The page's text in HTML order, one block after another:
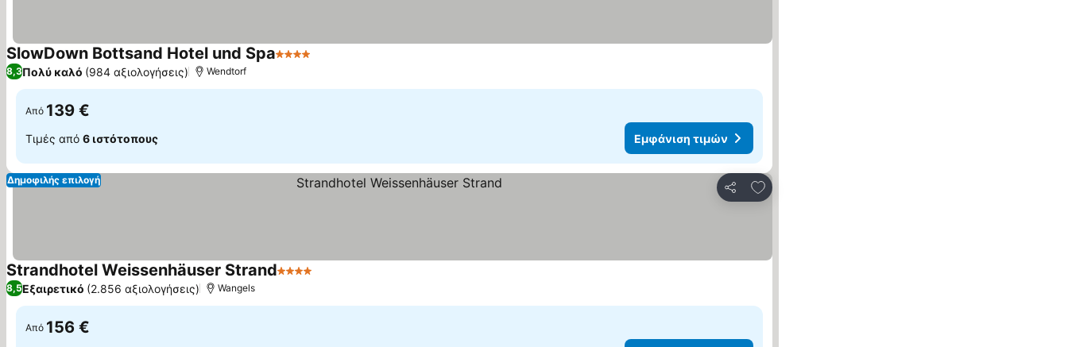
SlowDown Bottsand Hotel und Spa4 Αστέρια
8,3Πολύ καλό (984 αξιολογήσεις) Wendtorf
Από 139 €
Τιμές από 6 ιστότοπους Εμφάνιση τιμών
Κοινοποίηση
Προσθήκη στα αγαπημένα
Δημοφιλής επιλογή
Strandhotel Weissenhäuser Strand4 Αστέρια
8,5Εξαιρετικό (2.856 αξιολογήσεις) Wangels
Από 156 €